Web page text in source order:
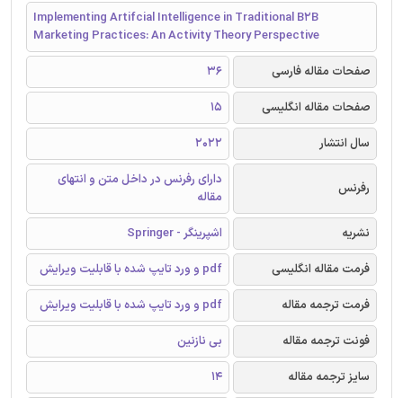
Implementing Artifcial Intelligence in Traditional B2B
Marketing Practices: An Activity Theory Perspective
صفحات مقاله فارسی
36
صفحات مقاله انگلیسی
15
سال انتشار
2022
رفرنس
دارای رفرنس در داخل متن و انتهای
مقاله
نشریه
اشپرینگر - Springer
فرمت مقاله انگلیسی
pdf و ورد تایپ شده با قابلیت ویرایش
فرمت ترجمه مقاله
pdf و ورد تایپ شده با قابلیت ویرایش
فونت ترجمه مقاله
بی نازنین
سایز ترجمه مقاله
14